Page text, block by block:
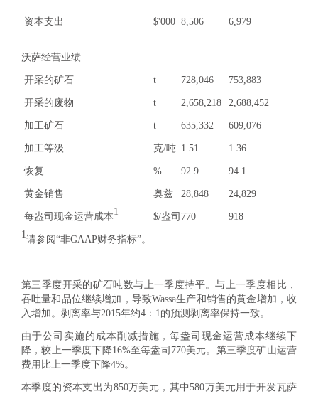
资本支出 $'000 8,506 6,979
沃萨经营业绩
开采的矿石 t 728,046 753,883
开采的废物 t 2,658,218 2,688,452
加工矿石 t 635,332 609,076
加工等级 克/吨 1.51 1.36
恢复 % 92.9 94.1
黄金销售 奥兹 28,848 24,829
每盎司现金运营成本1 $/盎司 770
918
1 请参阅“非GAAP财务指标”。
第三季度开采的矿石吨数与上一季度持平。与上一季度相比，
吞吐量和品位继续增加，导致Wassa生产和销售的黄金增加，收
入增加。剥离率与2015年约4：1的预测剥离率保持一致。
由于公司实施的成本削减措施，每盎司现金运营成本继续下
降，较上一季度下降16%至每盎司770美元。第三季度矿山运营
费用比上一季度下降4%。
本季度的资本支出为850万美元，其中580万美元用于开发瓦萨